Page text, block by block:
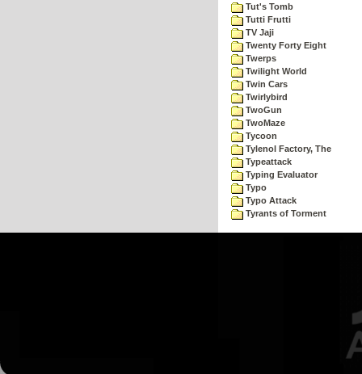
Tut's Tomb
Tutti Frutti
TV Jaji
Twenty Forty Eight
Twerps
Twilight World
Twin Cars
Twirlybird
TwoGun
TwoMaze
Tycoon
Tylenol Factory, The
Typeattack
Typing Evaluator
Typo
Typo Attack
Tyrants of Torment